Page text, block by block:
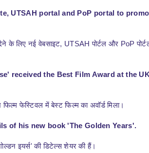
UTSAH portal and PoP portal to
देने के लिए नई वेबसाइट, UTSAH पोर्टल और PoP
received the Best Film Award at the
फेस्टिवल में बेस्ट फिल्म का अवॉर्ड मिला।
of his new book 'The Golden Years'.
इयर्स' की डिटेल्स शेयर की हैं।